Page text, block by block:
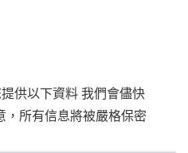
供以下資料 我們會儘快
，所有信息將被嚴格保密